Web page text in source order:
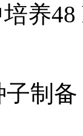
养48
子制备